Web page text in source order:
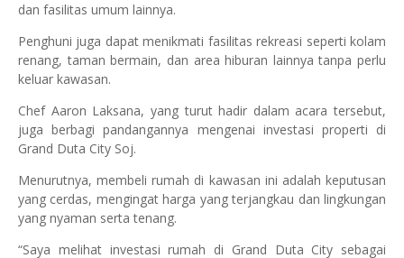
dan fasilitas umum lainnya.
Penghuni juga dapat menikmati fasilitas rekreasi seperti kolam
renang, taman bermain, dan area hiburan lainnya tanpa perlu
keluar kawasan.
Chef Aaron Laksana, yang turut hadir dalam acara tersebut,
juga berbagi pandangannya mengenai investasi properti di
Grand Duta City Soj.
Menurutnya, membeli rumah di kawasan ini adalah keputusan
yang cerdas, mengingat harga yang terjangkau dan lingkungan
yang nyaman serta tenang.
“Saya melihat investasi rumah di Grand Duta City sebagai